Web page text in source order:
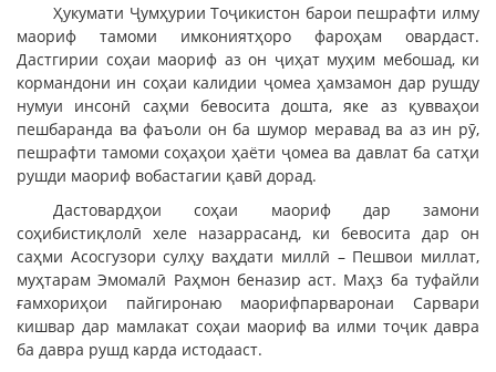
Ҳукумати Ҷумҳурии Тоҷикистон барои пешрафти илму
маориф тамоми имкониятҳоро фароҳам овардаст.
Дастгирии соҳаи маориф аз он ҷиҳат муҳим мебошад, ки
кормандони ин соҳаи калидии ҷомеа ҳамзамон дар рушду
нумуи инсонӣ саҳми бевосита дошта, яке аз қувваҳои
пешбаранда ва фаъоли он ба шумор меравад ва аз ин рӯ,
пешрафти тамоми соҳаҳои ҳаёти ҷомеа ва давлат ба сатҳи
рушди маориф вобастагии қавӣ дорад.
Дастовардҳои соҳаи маориф дар замони
соҳибистиқлолӣ хеле назаррасанд, ки бевосита дар он
саҳми Асосгузори сулҳу ваҳдати миллӣ – Пешвои миллат,
муҳтарам Эмомалӣ Раҳмон беназир аст. Маҳз ба туфайли
ғамхориҳои пайгиронаю маорифпарваронаи Сарвари
кишвар дар мамлакат соҳаи маориф ва илми тоҷик давра
ба давра рушд карда истодааст.